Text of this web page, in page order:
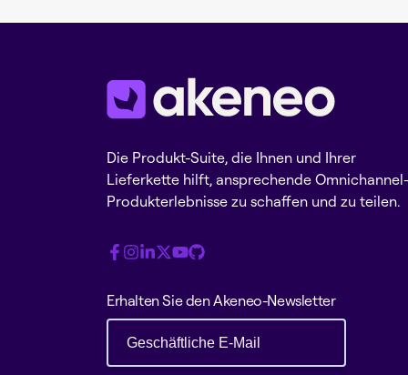
Die Produkt-Suite, die Ihnen und Ihrer
Lieferkette hilft, ansprechende Omnichannel-
Produkterlebnisse zu schaffen und zu teilen.
Erhalten Sie den Akeneo-Newsletter